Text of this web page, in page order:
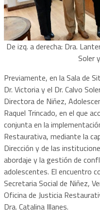
De izq. a derecha: Dra.
Soler
Previamente, en la Sala de
Dr. Victoria y el Dr. Calvo
Directora de Niñez,
Raquel Trincado, en el que
conjunta en la
Restaurativa, mediante la
Dirección y de las
abordaje y la gestión de
adolescentes. El encuentro
Secretaria Social de Niñez,
Oficina de Justicia
Dra. Catalina Illanes.